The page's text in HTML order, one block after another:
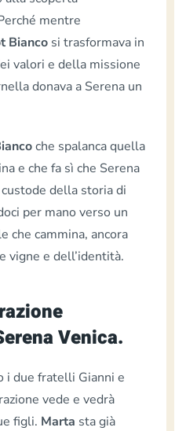
mentre
Bianco si trasformava in
valori e della missione
donava a Serena un
che spalanca quella
e che fa sì che Serena
della storia di
per mano verso un
che cammina, ancora
vigne e dell’identità.
Venica.
i due fratelli Gianni e
vede e vedrà
figli. Marta sta già